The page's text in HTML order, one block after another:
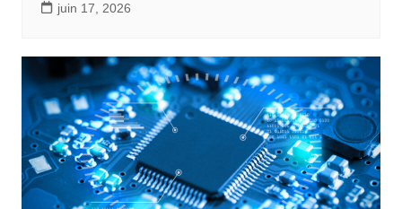
juin 17, 2026